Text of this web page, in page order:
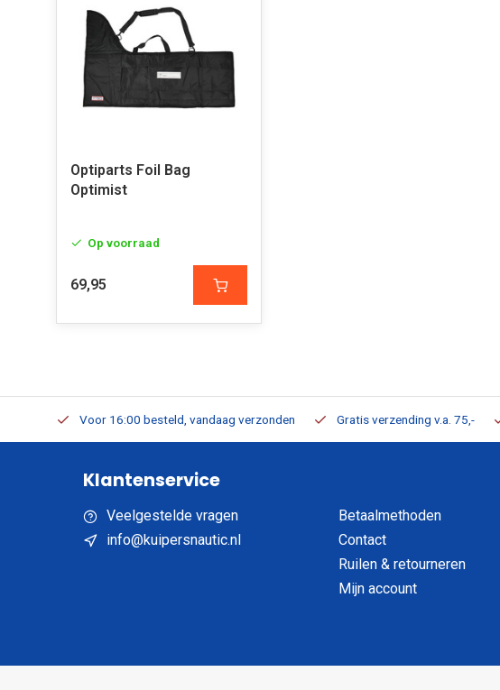
Optiparts Foil Bag
Optimist
Op voorraad
69,95
Voor 16:00 besteld, vandaag verzonden Gratis verzending v.a. 75,-
Klantenservice
Veelgestelde vragen
info@kuipersnautic.nl
Betaalmethoden
Contact
Ruilen & retourneren
Mijn account